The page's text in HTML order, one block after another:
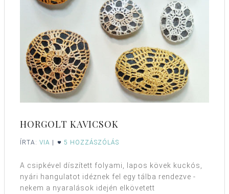
HORGOLT KAVICSOK
ÍRTA: VIA | 5 HOZZÁSZÓLÁS
A csipkével díszített folyami, lapos kövek kuckós,
nyári hangulatot idéznek fel egy tálba rendezve -
nekem a nyaralások idején elkövetett